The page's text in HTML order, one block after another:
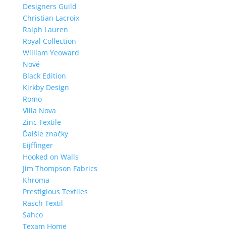
Designers Guild
Christian Lacroix
Ralph Lauren
Royal Collection
William Yeoward
Nové
Black Edition
Kirkby Design
Romo
Villa Nova
Zinc Textile
Ďalšie značky
Eijffinger
Hooked on Walls
Jim Thompson Fabrics
Khroma
Prestigious Textiles
Rasch Textil
Sahco
Texam Home